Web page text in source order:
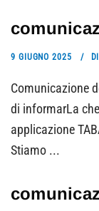
9 GIUGNO 2025
Comunicazione
di informarLa
applicazione
Stiamo ...